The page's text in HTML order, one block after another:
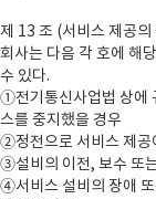
제 13 조 (서비스 제공의
회사는 다음 각 호에 해
수 있다.
①전기통신사업법 상에
스를 중지했을 경우
②정전으로 서비스 제공
③설비의 이전, 보수 또
④서비스 설비의 장애 또